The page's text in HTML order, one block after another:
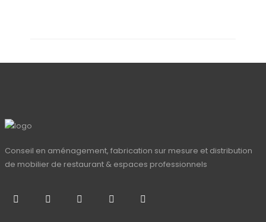
Conseil en aménagement, fabrication sur mesure et distribution
de mobilier de restaurant & espaces professionnels